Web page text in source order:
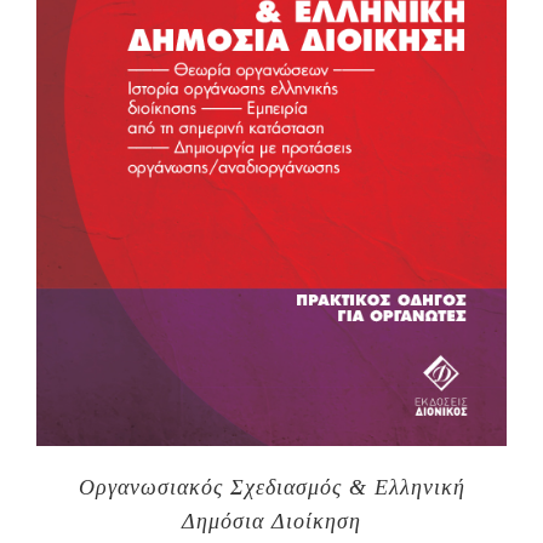
Οργανωσιακός Σχεδιασμός & Ελληνική
Δημόσια Διοίκηση